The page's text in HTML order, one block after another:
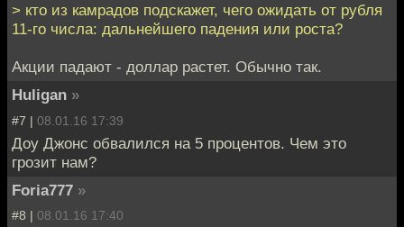
> кто из камрадов подскажет, чего ожидать от рубля
11-го числа: дальнейшего падения или роста?
Акции падают - доллар растет. Обычно так.
Huligan »
#7 | 08.01.16 17:39
Доу Джонс обвалился на 5 процентов. Чем это
грозит нам?
Foria777 »
#8 | 08.01.16 17:40